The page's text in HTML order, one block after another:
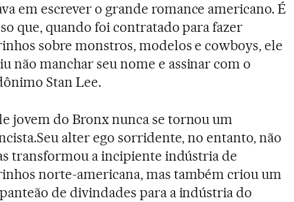
em escrever o grande romance americano. É
que, quando foi contratado para fazer
sobre monstros, modelos e cowboys, ele
não manchar seu nome e assinar com o
Stan Lee.
jovem do Bronx nunca se tornou um
alter ego sorridente, no entanto, não
transformou a incipiente indústria de
norte-americana, mas também criou um
de divindades para a indústria do